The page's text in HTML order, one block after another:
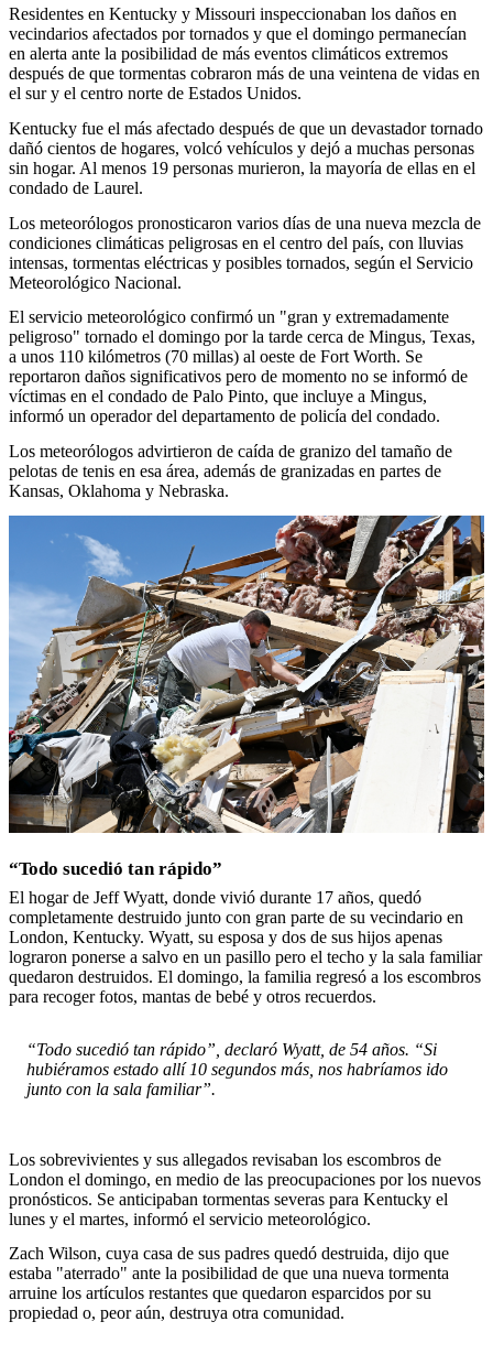
Residentes en Kentucky y Missouri inspeccionaban los daños en
vecindarios afectados por tornados y que el domingo permanecían
en alerta ante la posibilidad de más eventos climáticos extremos
después de que tormentas cobraron más de una veintena de vidas en
el sur y el centro norte de Estados Unidos.
Kentucky fue el más afectado después de que un devastador tornado
dañó cientos de hogares, volcó vehículos y dejó a muchas personas
sin hogar. Al menos 19 personas murieron, la mayoría de ellas en el
condado de Laurel.
Los meteorólogos pronosticaron varios días de una nueva mezcla de
condiciones climáticas peligrosas en el centro del país, con lluvias
intensas, tormentas eléctricas y posibles tornados, según el Servicio
Meteorológico Nacional.
El servicio meteorológico confirmó un "gran y extremadamente
peligroso" tornado el domingo por la tarde cerca de Mingus, Texas,
a unos 110 kilómetros (70 millas) al oeste de Fort Worth. Se
reportaron daños significativos pero de momento no se informó de
víctimas en el condado de Palo Pinto, que incluye a Mingus,
informó un operador del departamento de policía del condado.
Los meteorólogos advirtieron de caída de granizo del tamaño de
pelotas de tenis en esa área, además de granizadas en partes de
Kansas, Oklahoma y Nebraska.
“Todo sucedió tan rápido”
El hogar de Jeff Wyatt, donde vivió durante 17 años, quedó
completamente destruido junto con gran parte de su vecindario en
London, Kentucky. Wyatt, su esposa y dos de sus hijos apenas
lograron ponerse a salvo en un pasillo pero el techo y la sala familiar
quedaron destruidos. El domingo, la familia regresó a los escombros
para recoger fotos, mantas de bebé y otros recuerdos.
“Todo sucedió tan rápido”, declaró Wyatt, de 54 años. “Si
hubiéramos estado allí 10 segundos más, nos habríamos ido
junto con la sala familiar”.
Los sobrevivientes y sus allegados revisaban los escombros de
London el domingo, en medio de las preocupaciones por los nuevos
pronósticos. Se anticipaban tormentas severas para Kentucky el
lunes y el martes, informó el servicio meteorológico.
Zach Wilson, cuya casa de sus padres quedó destruida, dijo que
estaba "aterrado" ante la posibilidad de que una nueva tormenta
arruine los artículos restantes que quedaron esparcidos por su
propiedad o, peor aún, destruya otra comunidad.